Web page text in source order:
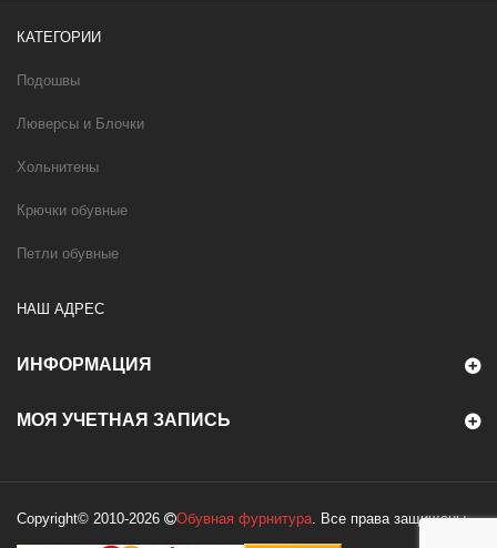
КАТЕГОРИИ
Подошвы
Люверсы и Блочки
Хольнитены
Крючки обувные
Петли обувные
НАШ АДРЕС
ИНФОРМАЦИЯ
МОЯ УЧЕТНАЯ ЗАПИСЬ
Copyright© 2010-2026 Обувная фурнитура. Все права защищены